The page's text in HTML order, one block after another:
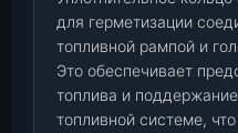
с
у
н
для герметизации
топливной рампой и
Это обеспечивает
топлива и
топливной системе,